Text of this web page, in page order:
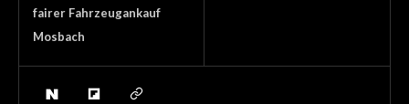
fairer Fahrzeugankauf
Mosbach